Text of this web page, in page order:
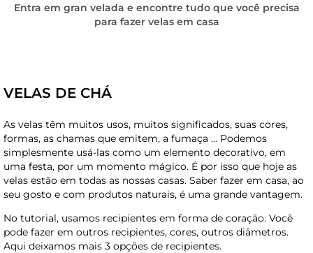
Entra em gran velada e encontre tudo que você precisa
para fazer velas em casa
VELAS DE CHÁ
As velas têm muitos usos, muitos significados, suas cores,
formas, as chamas que emitem, a fumaça … Podemos
simplesmente usá-las como um elemento decorativo, em
uma festa, por um momento mágico. É por isso que hoje as
velas estão em todas as nossas casas. Saber fazer em casa, ao
seu gosto e com produtos naturais, é uma grande vantagem.
No tutorial, usamos recipientes em forma de coração. Você
pode fazer em outros recipientes, cores, outros diâmetros.
Aqui deixamos mais 3 opções de recipientes.